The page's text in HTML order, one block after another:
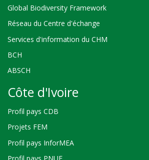
Global Biodiversity Framework
Réseau du Centre d'échange
Services d'information du CHM
BCH
ABSCH
Côte d'Ivoire
Profil pays CDB
Projets FEM
Profil pays InforMEA